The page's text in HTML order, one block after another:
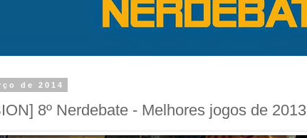
de 2014
8º Nerdebate - Melhores jogos de 2013